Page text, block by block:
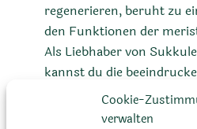
Cookie-
verwalten
regenerieren, beruht zu
den Funktionen der
Als Liebhaber von
kannst du die
Regenerationsfähigkeit und
Anpassungsfähigkeit